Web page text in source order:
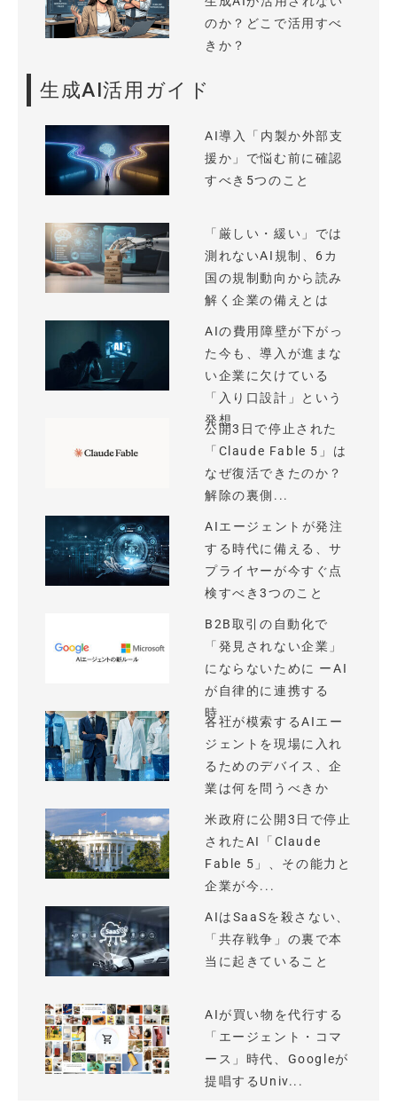
のか？どこで活用すべ
きか？
生成AI活用ガイド
AI導入「内製か外部支
援か」で悩む前に確認
すべき5つのこと
「厳しい・緩い」では
測れないAI規制、6カ
国の規制動向から読み
解く企業の備えとは
AIの費用障壁が下がっ
た今も、導入が進まな
い企業に欠けている
「入り口設計」という
発想
公開3日で停止された
「Claude Fable 5」は
なぜ復活できたのか？
解除の裏側...
AIエージェントが発注
する時代に備える、サ
プライヤーが今すぐ点
検すべき3つのこと
B2B取引の自動化で
「発見されない企業」
にならないために ーAI
が自律的に連携する
時...
各社が模索するAIエー
ジェントを現場に入れ
るためのデバイス、企
業は何を問うべきか
米政府に公開3日で停止
されたAI「Claude
Fable 5」、その能力と
企業が今...
AIはSaaSを殺さない、
「共存戦争」の裏で本
当に起きていること
AIが買い物を代行する
「エージェント・コマ
ース」時代、Googleが
提唱するUniv...